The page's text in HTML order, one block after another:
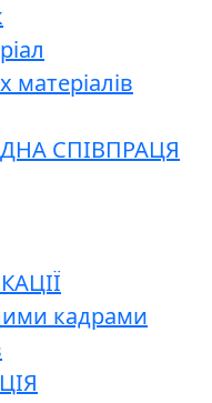
матеріалів
СПІВПРАЦЯ
кадрами